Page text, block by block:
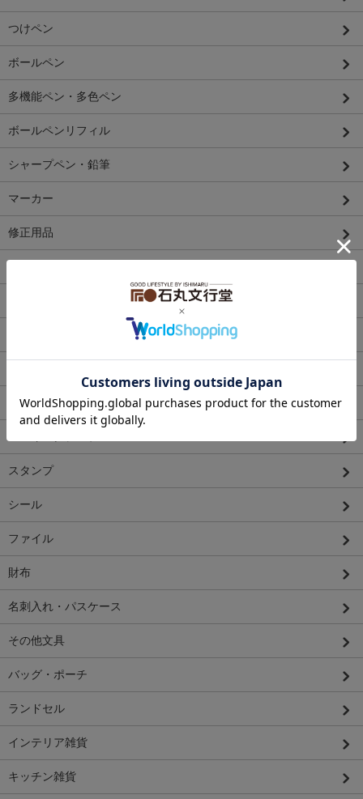
つけペン
ボールペン
多機能ペン・多色ペン
ボールペンリフィル
シャープペン・鉛筆
マーカー
修正用品
ペンケース・ペンスタンド
便箋・封筒・カード・シーリング
スタンプ
シール
ファイル
財布
名刺入れ・パスケース
その他文具
バッグ・ポーチ
ランドセル
インテリア雑貨
キッチン雑貨